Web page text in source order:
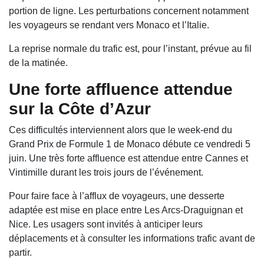
portion de ligne. Les perturbations concernent notamment
les voyageurs se rendant vers Monaco et l’Italie.
La reprise normale du trafic est, pour l’instant, prévue au fil
de la matinée.
Une forte affluence attendue
sur la Côte d’Azur
Ces difficultés interviennent alors que le week-end du
Grand Prix de Formule 1 de Monaco débute ce vendredi 5
juin. Une très forte affluence est attendue entre Cannes et
Vintimille durant les trois jours de l’événement.
Pour faire face à l’afflux de voyageurs, une desserte
adaptée est mise en place entre Les Arcs-Draguignan et
Nice. Les usagers sont invités à anticiper leurs
déplacements et à consulter les informations trafic avant de
partir.